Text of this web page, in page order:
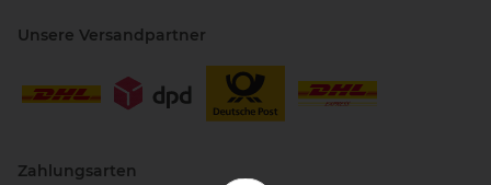
Unsere Versandpartner
Zahlungsarten